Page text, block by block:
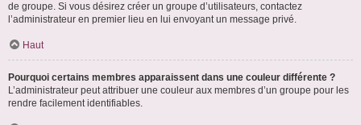
de groupe. Si vous désirez créer un groupe d’utilisateurs, contactez
l’administrateur en premier lieu en lui envoyant un message privé.
Haut
Pourquoi certains membres apparaissent dans une couleur différente ?
L’administrateur peut attribuer une couleur aux membres d’un groupe pour les
rendre facilement identifiables.